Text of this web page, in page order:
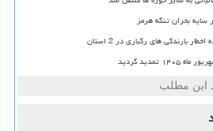
بحران تنگه هرمز
تمدید گردید
این مطلب